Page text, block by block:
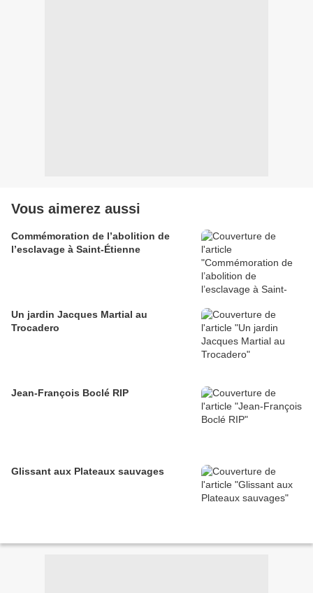
Vous aimerez aussi
Commémoration de l’abolition de
l’esclavage à Saint-Étienne
Un jardin Jacques Martial au
Trocadero
Jean-François Boclé RIP
Glissant aux Plateaux sauvages